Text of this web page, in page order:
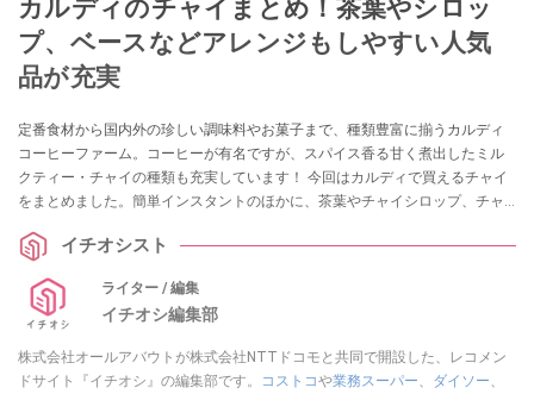
カルディのチャイまとめ！茶葉やシロッ
プ、ベースなどアレンジもしやすい人気
品が充実
定番食材から国内外の珍しい調味料やお菓子まで、種類豊富に揃うカルディ
コーヒーファーム。コーヒーが有名ですが、スパイス香る甘く煮出したミル
クティー・チャイの種類も充実しています！ 今回はカルディで買えるチャイ
をまとめました。簡単インスタントのほかに、茶葉やチャイシロップ、チャ
もご紹介します。ぜひ、参考にしてください。
イチオシスト
ライター / 編集
イチオシ編集部
株式会社オールアバウトが株式会社NTTドコモと共同で開設した、レコメン
ドサイト『イチオシ』の編集部です。
コストコや業務スーパー ダイソー